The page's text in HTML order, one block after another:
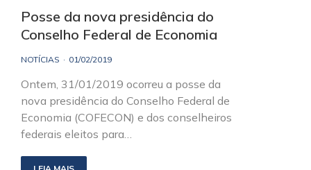
Posse da nova presidência do
Conselho Federal de Economia
NOTÍCIAS 01/02/2019
Ontem, 31/01/2019 ocorreu a posse da
nova presidência do Conselho Federal de
Economia (COFECON) e dos conselheiros
federais eleitos para…